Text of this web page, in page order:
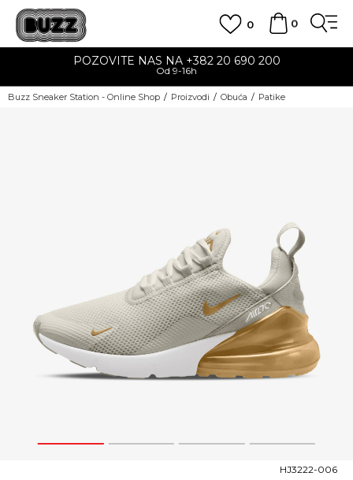
0
0
POZOVITE NAS NA +382 20 690 200
Od 9-16h
Buzz Sneaker Station - Online Shop Proizvodi Obuća Patike
1 2 3 4
HJ3222-006